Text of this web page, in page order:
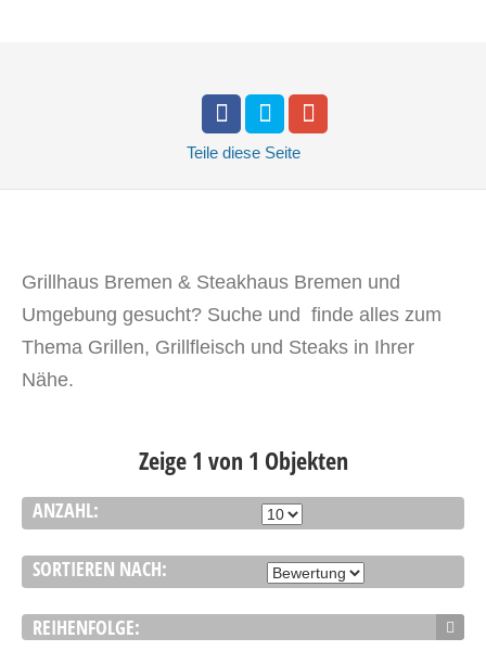
Teile diese Seite
Grillhaus Bremen & Steakhaus Bremen und
Umgebung gesucht? Suche und finde alles zum
Thema Grillen, Grillfleisch und Steaks in Ihrer
Nähe.
Zeige 1 von 1 Objekten
ANZAHL:
SORTIEREN NACH:
REIHENFOLGE: